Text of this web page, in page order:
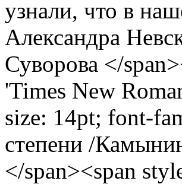
узнали, что в
Александра
Суворова </
'Times New
size: 14pt; font-
степени /
</span><span